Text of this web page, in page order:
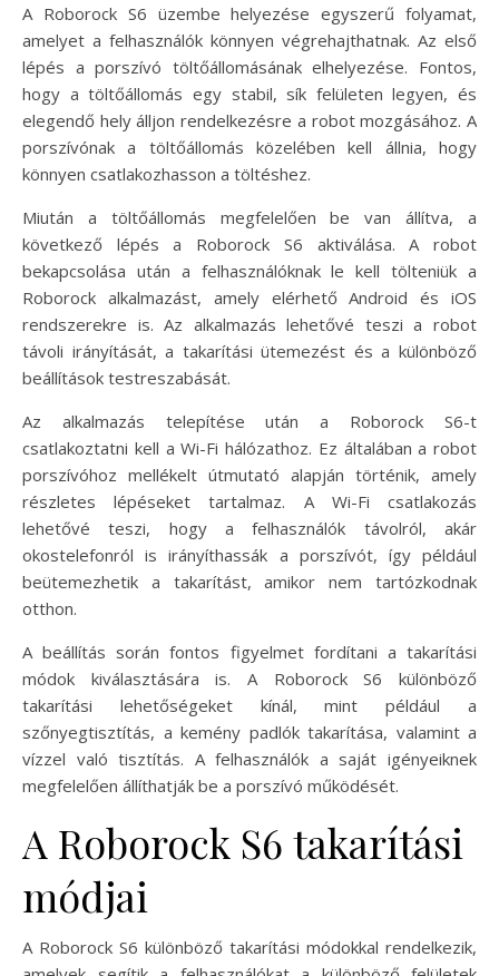
A Roborock S6 üzembe helyezése egyszerű folyamat,
amelyet a felhasználók könnyen végrehajthatnak. Az első
lépés a porszívó töltőállomásának elhelyezése. Fontos,
hogy a töltőállomás egy stabil, sík felületen legyen, és
elegendő hely álljon rendelkezésre a robot mozgásához. A
porszívónak a töltőállomás közelében kell állnia, hogy
könnyen csatlakozhasson a töltéshez.
Miután a töltőállomás megfelelően be van állítva, a
következő lépés a Roborock S6 aktiválása. A robot
bekapcsolása után a felhasználóknak le kell tölteniük a
Roborock alkalmazást, amely elérhető Android és iOS
rendszerekre is. Az alkalmazás lehetővé teszi a robot
távoli irányítását, a takarítási ütemezést és a különböző
beállítások testreszabását.
Az alkalmazás telepítése után a Roborock S6-t
csatlakoztatni kell a Wi-Fi hálózathoz. Ez általában a robot
porszívóhoz mellékelt útmutató alapján történik, amely
részletes lépéseket tartalmaz. A Wi-Fi csatlakozás
lehetővé teszi, hogy a felhasználók távolról, akár
okostelefonról is irányíthassák a porszívót, így például
beütemezhetik a takarítást, amikor nem tartózkodnak
otthon.
A beállítás során fontos figyelmet fordítani a takarítási
módok kiválasztására is. A Roborock S6 különböző
takarítási lehetőségeket kínál, mint például a
szőnyegtisztítás, a kemény padlók takarítása, valamint a
vízzel való tisztítás. A felhasználók a saját igényeiknek
megfelelően állíthatják be a porszívó működését.
A Roborock S6 takarítási
módjai
A Roborock S6 különböző takarítási módokkal rendelkezik,